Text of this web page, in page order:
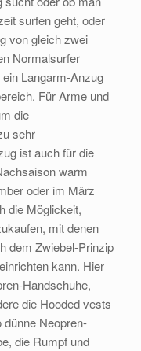
surfen geht, oder
von gleich zwei
Normalsurfer
Langarm-Anzug
Für Arme und
die
sehr
ist auch für die
warm
oder im März
die Möglickeit,
mit denen
dem Zwiebel-Prinzip
kann. Hier
Handschuhe,
die Hooded vests
Neopren-
die Rumpf und